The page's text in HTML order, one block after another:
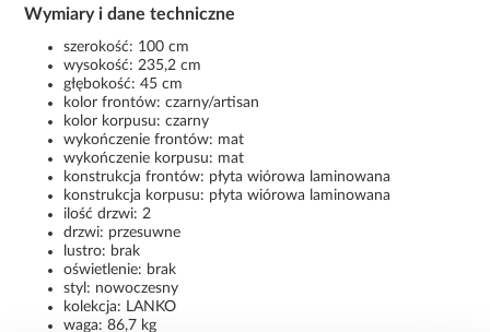
Wymiary i dane techniczne
szerokość: 100 cm
wysokość: 235,2 cm
głębokość: 45 cm
kolor frontów: czarny/artisan
kolor korpusu: czarny
wykończenie frontów: mat
wykończenie korpusu: mat
konstrukcja frontów: płyta wiórowa laminowana
konstrukcja korpusu: płyta wiórowa laminowana
ilość drzwi: 2
drzwi: przesuwne
lustro: brak
oświetlenie: brak
styl: nowoczesny
kolekcja: LANKO
waga: 86,7 kg